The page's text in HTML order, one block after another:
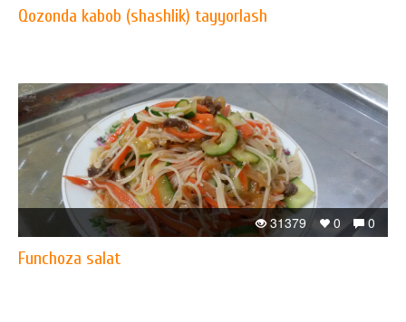
Qozonda kabob (shashlik) tayyorlash
0
0
31379
Funchoza salat